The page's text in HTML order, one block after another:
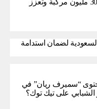
GAC تتجاوز حاجز 30 مليون مركبة وتعزز
لضمان استدامة
“سميرف ريان” في
الشبابي على تيك توك؟